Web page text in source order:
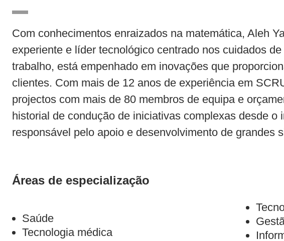
Com conhecimentos enraizados na matemática, Aleh
experiente e líder tecnológico centrado nos cuidados
trabalho, está empenhado em inovações que
clientes. Com mais de 12 anos de experiência em
projectos com mais de 80 membros de equipa e
historial de condução de iniciativas complexas desde o
responsável pelo apoio e desenvolvimento de grandes
Áreas de especialização
Saúde
Tecnologia médica